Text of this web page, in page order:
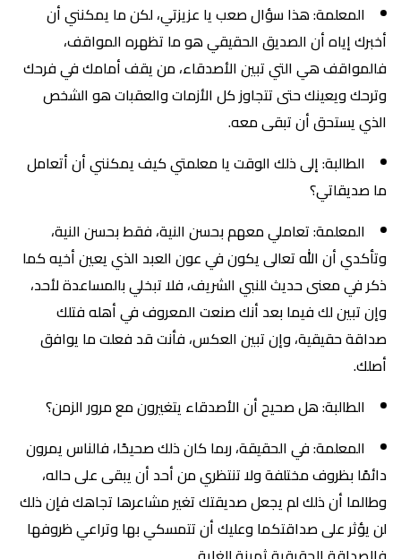
المعلمة: هذا سؤال صعب يا عزيزتي، لكن ما يمكنني أن
أخبرك إياه أن الصديق الحقيقي هو ما تظهره المواقف،
فالمواقف هي التي تبين الأصدقاء، من يقف أمامك في فرحك
وترحك ويعينك حتى تتجاوز كل الأزمات والعقبات هو الشخص
الذي يستحق أن تبقى معه.
الطالبة: إلى ذلك الوقت يا معلمتي كيف يمكنني أن أتعامل
ما صديقاتي؟
المعلمة: تعاملي معهم بحسن النية، فقط بحسن النية،
وتأكدي أن الله تعالى يكون في عون العبد الذي يعين أخيه كما
ذكر في معنى حديث للنبي الشريف، فلا تبخلي بالمساعدة لأحد،
وإن تبين لك فيما بعد أنك صنعت المعروف في أهله فتلك
صداقة حقيقية، وإن تبين العكس، فأنت قد فعلت ما يوافق
أصلك.
الطالبة: هل صحيح أن الأصدقاء يتغيرون مع مرور الزمن؟
المعلمة: في الحقيقة، ربما كان ذلك صحيحًا، فالناس يمرون
دائمًا بظروف مختلفة ولا تنتظري من أحد أن يبقى على حاله،
وطالما أن ذلك لم يجعل صديقتك تغير مشاعرها تجاهك فإن ذلك
لن يؤثر على صداقتكما وعليك أن تتمسكي بها وتراعي ظروفها